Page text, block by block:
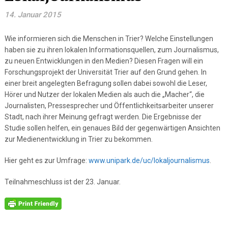
14. Januar 2015
Wie informieren sich die Menschen in Trier? Welche Einstellungen
haben sie zu ihren lokalen Informationsquellen, zum Journalismus,
zu neuen Entwicklungen in den Medien? Diesen Fragen will ein
Forschungsprojekt der Universität Trier auf den Grund gehen. In
einer breit angelegten Befragung sollen dabei sowohl die Leser,
Hörer und Nutzer der lokalen Medien als auch die „Macher“, die
Journalisten, Pressesprecher und Öffentlichkeitsarbeiter unserer
Stadt, nach ihrer Meinung gefragt werden. Die Ergebnisse der
Studie sollen helfen, ein genaues Bild der gegenwärtigen Ansichten
zur Medienentwicklung in Trier zu bekommen.
Hier geht es zur Umfrage: www.unipark.de/uc/lokaljournalismus
Teilnahmeschluss ist der 23. Januar.